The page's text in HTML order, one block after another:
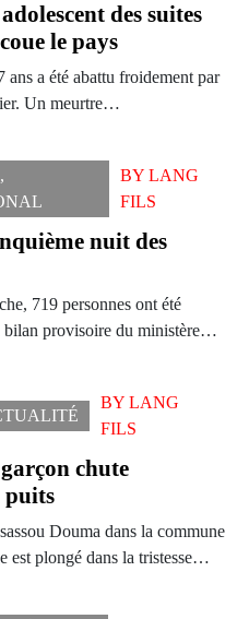
des suites
le pays
ans a été abattu froidement par
Un meurtre…
,
BYLANG
FILS
nuit des
719 personnes ont été
bilan provisoire du ministère…
BY LANG
FILS
chute
puits
Douma dans la commune
est plongé dans la tristesse…